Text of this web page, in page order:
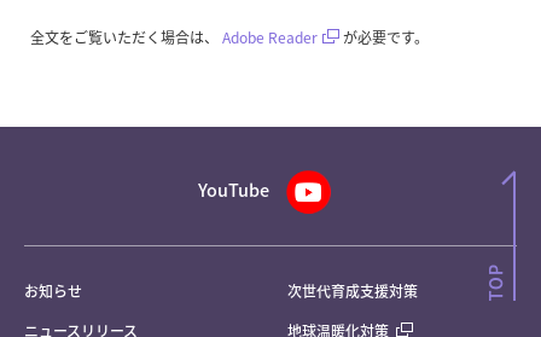
全文をご覧いただく場合は、 Adobe Reader が必要です。
YouTube
お知らせ
ニュースリリース
次世代育成支援対策
地球温暖化対策